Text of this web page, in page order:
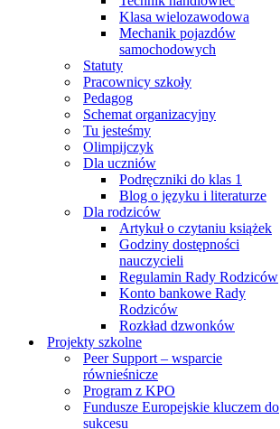
Klasa wielozawodowa
Mechanik pojazdów
samochodowych
Statuty
Pracownicy szkoły
Pedagog
Schemat organizacyjny
Tu jesteśmy
Olimpijczyk
Dla uczniów
Podręczniki do klas 1
Blog o języku i literaturze
Dla rodziców
Artykuł o czytaniu książek
Godziny dostępności
nauczycieli
Regulamin Rady Rodziców
Konto bankowe Rady
Rodziców
Rozkład dzwonków
Projekty szkolne
Peer Support – wsparcie
równieśnicze
Program z KPO
Fundusze Europejskie kluczem do
sukcesu